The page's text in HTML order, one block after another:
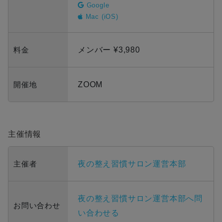
Google
Mac (iOS)
料金 メンバー ¥3,980
開催地 ZOOM
主催情報
主催者 夜の整え習慣サロン運営本部
お問い合わせ
夜の整え習慣サロン運営本部へ問
い合わせる